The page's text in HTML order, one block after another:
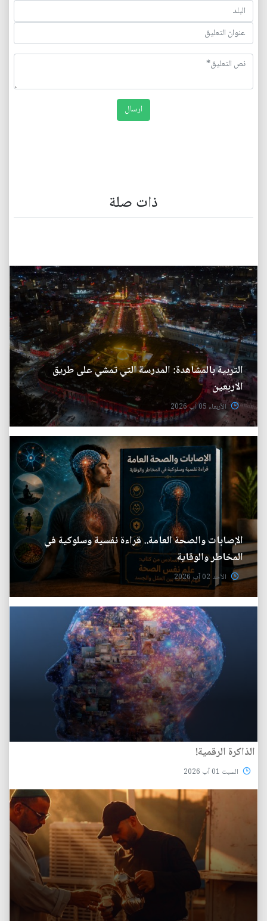
ذات صلة
التربية بالمشاهدة: المدرسة التي تمشي على طريق
الاربعين
الأربعاء 05 آب 2026
الإصابات والصحة العامة.. قراءة نفسية وسلوكية في
المخاطر والوقاية
الأحد 02 آب 2026
الذاكرة الرقمية!
السبت 01 آب 2026